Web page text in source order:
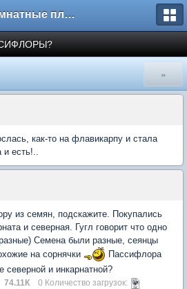
Комнатные плодовые экзоты
»
как-то на флавикарпу и стала
и есть!..
из семян, подскажите. Покупались
и северная. Гугл говорит что одно
Семена были разные, сеянцы
на сорнячки
Пассифлора
северной и инкарнатной?
74.11К 0 Количество загрузок: